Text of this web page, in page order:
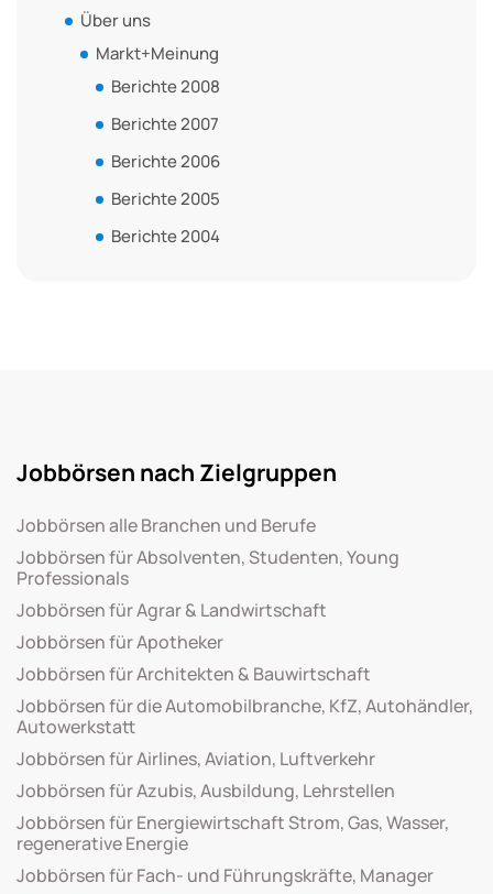
Über uns
Markt+Meinung
Berichte 2008
Berichte 2007
Berichte 2006
Berichte 2005
Berichte 2004
Jobbörsen nach Zielgruppen
Jobbörsen alle Branchen und Berufe
Jobbörsen für Absolventen, Studenten, Young
Professionals
Jobbörsen für Agrar & Landwirtschaft
Jobbörsen für Apotheker
Jobbörsen für Architekten & Bauwirtschaft
Jobbörsen für die Automobilbranche, KfZ, Autohändler,
Autowerkstatt
Jobbörsen für Airlines, Aviation, Luftverkehr
Jobbörsen für Azubis, Ausbildung, Lehrstellen
Jobbörsen für Energiewirtschaft Strom, Gas, Wasser,
regenerative Energie
Jobbörsen für Fach- und Führungskräfte, Manager